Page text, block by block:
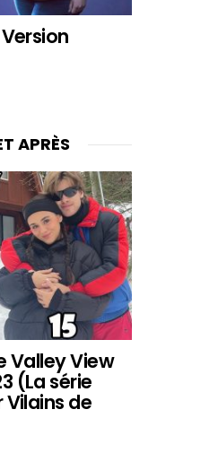
APRÈS
Valley View
(La série
Vilains de